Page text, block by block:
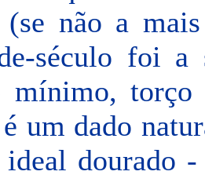
(se não a
século foi a
mínimo,
um dado
ideal dourado